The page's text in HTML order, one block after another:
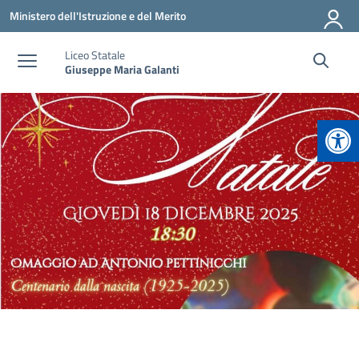
Vai ai contenuti
Vai al menu di navigazione
Vai al footer
Ministero dell'Istruzione e del Merito
Liceo Statale
Giuseppe Maria Galanti